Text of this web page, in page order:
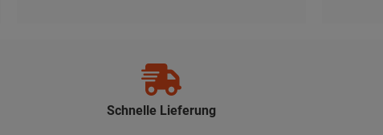
Schnelle Lieferung